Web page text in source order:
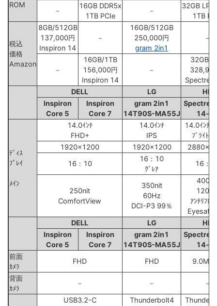
ROM
－
16GB DDR5x
1TB PCIe
－
32GB
1TB
税込
価格
Amazon
8GB/512GB
137,000円
Inspiron 14
－
16GB/512GB
250,000円
gram 2in1
－
－
16GB/1TB
156,000円
Inspiron 14
－
32GB/
Spectre
DELL
LG
HP
Inspiron
Core 5
Inspiron
Core 7
gram 2in1
14T90S-MA55J
Spectre
14-
ﾃﾞｨｽ
ﾌﾟﾚｲ
ﾒｲﾝ
14.0ｲﾝﾁ
FHD+
14.0ｲﾝﾁ
IPS
14.0ｲﾝﾁ
ﾌﾞﾗｲﾄﾋﾞ
1920x1200
1920x1200
16：10
16：10
ｸﾞﾚｱ
16：
250nit
ComfortView
350nit
60Hz
DCI-P3 99％
400nit
ｱﾝﾁﾘﾌﾚｸ
Eyesafe
DELL
LG
HP
Inspiron
Core 5
Inspiron
Core 7
gram 2in1
14T90S-MA55J
Spectre
14-
前面
ｶﾒﾗ
FHD FHD 9.0MP
背面
ｶﾒﾗ
－ － －
USB3.2-C Thunderbolt4